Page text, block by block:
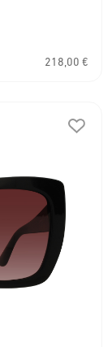
218,00 €